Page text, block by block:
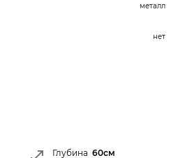
металл
нет
Глубина 60см